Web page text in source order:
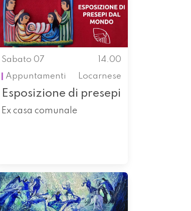
Sabato 07
14.00
Appuntamenti
Locarnese
Esposizione di presepi
Ex casa comunale